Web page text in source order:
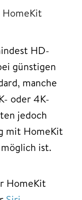
HD-
günstigen
manche
oder 4K-
jedoch
mit HomeKit
ist.
HomeKit